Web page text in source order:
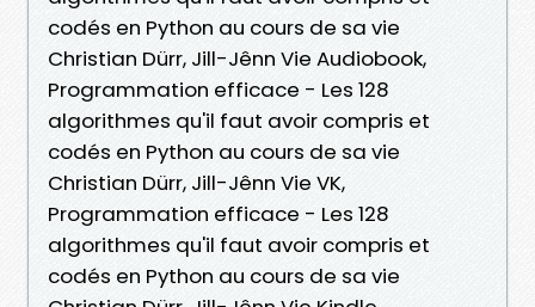
codés en Python au cours de sa vie
Christian Dürr, Jill-Jênn Vie Audiobook,
Programmation efficace - Les 128
algorithmes qu'il faut avoir compris et
codés en Python au cours de sa vie
Christian Dürr, Jill-Jênn Vie VK,
Programmation efficace - Les 128
algorithmes qu'il faut avoir compris et
codés en Python au cours de sa vie